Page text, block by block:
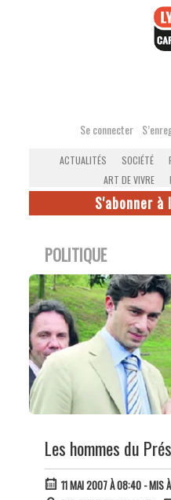
Se connecter
ACTUALITÉS SOCIÉTÉ
ART DE VIVRE
S'abonner
POLITIQUE
Les hommes du
11 MAI 2007 À 08:40- MIS À